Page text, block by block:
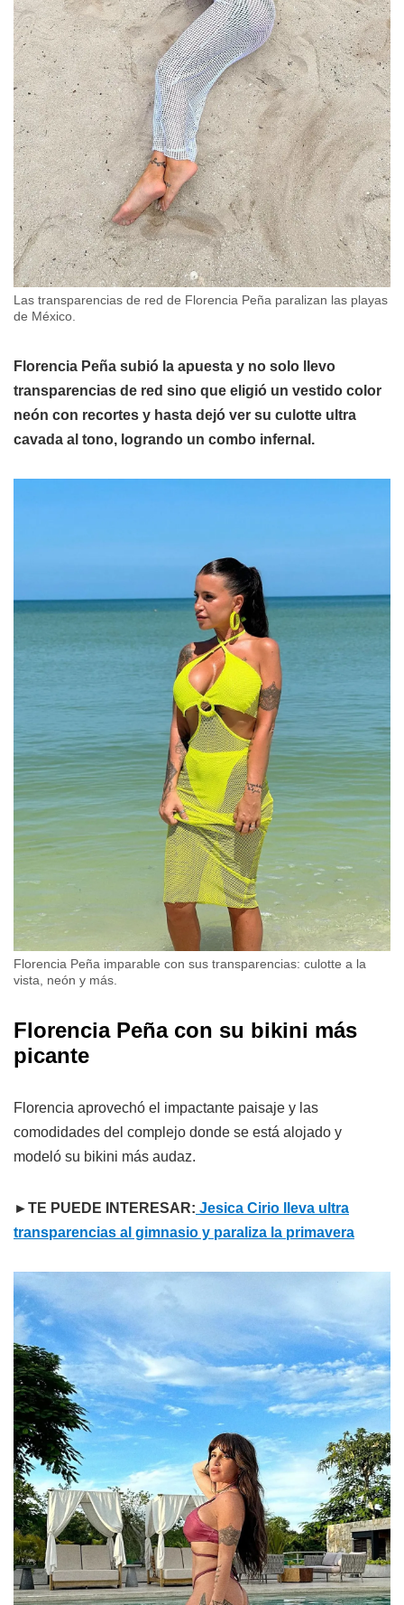
Las transparencias de red de Florencia Peña paralizan las playas
de México.
Florencia Peña subió la apuesta y no solo llevo
transparencias de red sino que eligió un vestido color
neón con recortes y hasta dejó ver su culotte ultra
cavada al tono, logrando un combo infernal.
Florencia Peña imparable con sus transparencias: culotte a la
vista, neón y más.
Florencia Peña con su bikini más
picante
Florencia aprovechó el impactante paisaje y las
comodidades del complejo donde se está alojado y
modeló su bikini más audaz.
►TE PUEDE INTERESAR: Jesica Cirio lleva ultra
transparencias al gimnasio y paraliza la primavera